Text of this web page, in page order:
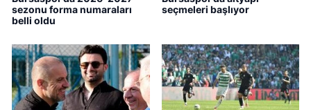
sezonu forma numaraları
belli oldu
seçmeleri başlıyor